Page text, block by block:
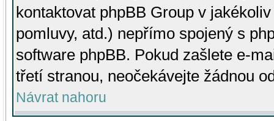
kontaktovat phpBB Group v
pomluvy, atd.) nepřímo spojený s
software phpBB. Pokud zašlete e-
třetí stranou, neočekávejte žádnou
Návrat nahoru